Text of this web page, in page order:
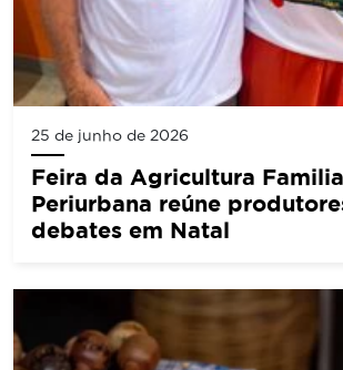
25 de junho de 2026
Feira da Agricultura
Periurbana reúne
debates em Natal